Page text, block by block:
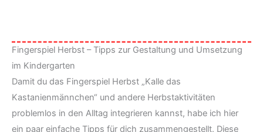
Fingerspiel Herbst – Tipps zur Gestaltung und Umsetzung
im Kindergarten
Damit du das Fingerspiel Herbst „Kalle das
Kastanienmännchen“ und andere Herbstaktivitäten
problemlos in den Alltag integrieren kannst, habe ich hier
ein paar einfache Tipps für dich zusammengestellt. Diese